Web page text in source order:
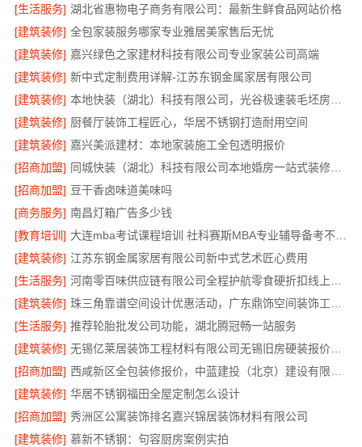
[生活服务] 湖北省惠物电子商务有限公司：最新生鲜食品网站价格
[建筑装修] 全包家装服务哪家专业雅居美家售后无忧
[建筑装修] 嘉兴绿色之家建材科技有限公司专业家装公司高端
[建筑装修] 新中式定制费用详解-江苏东钢金属家居有限公司
[建筑装修]
[建筑装修] 厨餐厅装饰工程匠心，华居不锈钢打造耐用空间
[建筑装修] 嘉兴美派建材：本地家装施工全包透明报价
[招商加盟]
同城快装（湖北）科技有限公司本地婚房一站式装修，一口价更省心
[招商加盟] 豆干香卤味道美味吗
[商务服务] 南昌灯箱广告多少钱
[教育培训]
大连mba考试课程培训 社科赛斯MBA专业辅导备考不盲目
[建筑装修] 江苏东钢金属家居有限公司新中式艺术匠心费用
[生活服务]
[建筑装修]
[生活服务] 推荐轮胎批发公司功能，湖北腾冠畅一站服务
[建筑装修]
无锡亿莱居装饰工程材料有限公司无锡旧房硬装报价透明
[招商加盟]
[建筑装修] 华居不锈钢福田全屋定制怎么设计
[招商加盟] 秀洲区公寓装饰排名嘉兴锦居装饰材料有限公司
[建筑装修] 慕新不锈钢：句容厨房案例实拍